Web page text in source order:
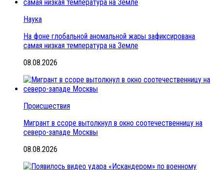
Наука
На фоне глобальной аномальной жары зафиксирована
самая низкая температура на Земле
08.08.2026
Происшествия
Мигрант в ссоре вытолкнул в окно соотечественницу на
северо-западе Москвы
08.08.2026